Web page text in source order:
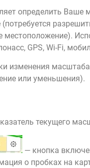
определить Ваше
(потребуется
местоположение).
GPS, Wi-Fi,
изменения
или уменьшения).
текущего
— кнопка
о пробках на